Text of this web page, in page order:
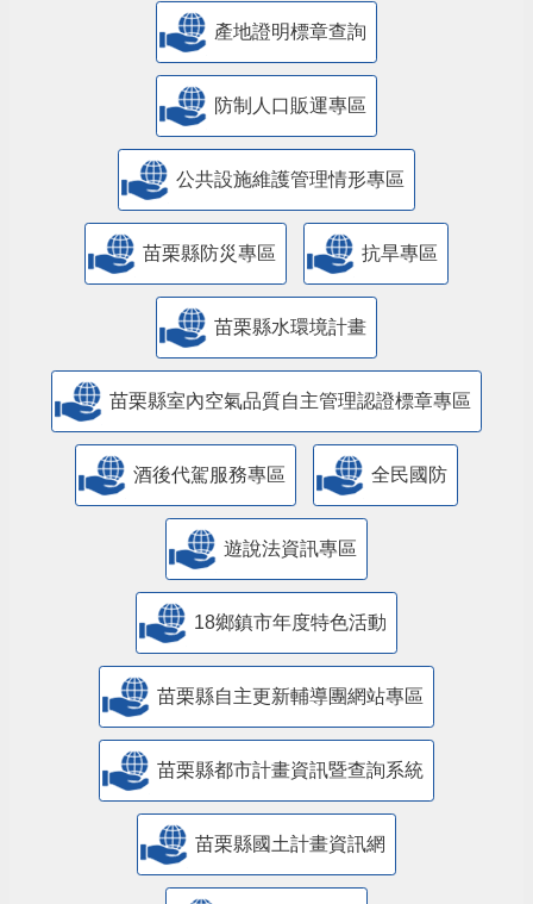
產地證明標章查詢
防制人口販運專區
​公共設施維護管理情形專區
苗栗縣防災專區 抗旱專區
苗栗縣水環境計畫
苗栗縣室內空氣品質自主管理認證標章專區
酒後代駕服務專區 全民國防
遊說法資訊專區
18鄉鎮市年度特色活動
苗栗縣自主更新輔導團網站專區
苗栗縣都市計畫資訊暨查詢系統
苗栗縣國土計畫資訊網